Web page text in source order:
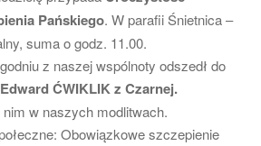
Pańskiego. W parafii Śnietnica –
suma o godz. 11.00.
z naszej wspólnoty odszedł do
Edward ĆWIKLIK z Czarnej.
w naszych modlitwach.
Obowiązkowe szczepienie